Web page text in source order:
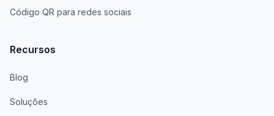
Código QR para redes sociais
Recursos
Blog
Soluções